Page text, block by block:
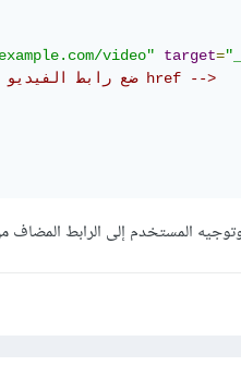
video" target=
<!-- ضع رابط الفيديو في الخاصية href -->
المستخدم إلى الرابط المضاف